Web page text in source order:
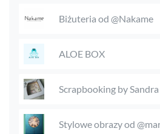
Biżuteria od @Nakame
ALOE BOX
Scrapbooking by Sandra
Stylowe obrazy od